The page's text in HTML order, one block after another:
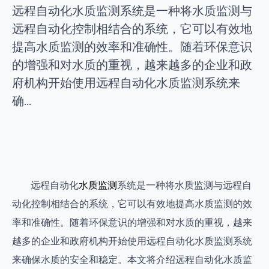
远程自动化水质监测系统是一种将水质监测与
远程自动化控制相结合的系统，它可以有效地
提高水质监测的效率和准确性。随着环保意识
的增强和对水质的重视，越来越多的企业和政
府机构开始使用远程自动化水质监测系统来
确...
远程自动化水质监测 系统是一种将水质监测与远程自
动化控制相结合的系统，它可以有效地提高水质监测的效
率和准确性。随着环保意识的增强和对水质的重视，越来
越多的企业和政府机构开始使用远程自动化水质监测系统
来确保水质的安全和稳定。本文将介绍远程自动化水质监